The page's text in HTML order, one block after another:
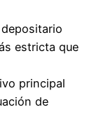
depositario
estricta que
principal
de